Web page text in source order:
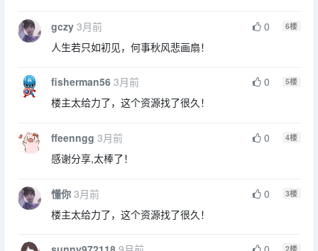
gczy 3月前 0 6楼
人生若只如初见，何事秋风悲画扇！
fisherman56 3月前 0 5楼
楼主太给力了，这个资源找了很久！
ffeenngg 3月前 0 4楼
感谢分享,太棒了！
懂你 3月前 0 3楼
楼主太给力了，这个资源找了很久！
2楼